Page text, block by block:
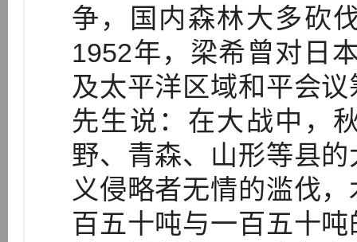
争，国内森林大多砍
1952年，梁希曾对日
及太平洋区域和平会
先生说：在大战中，
野、青森、山形等县
义侵略者无情的滥伐
百五十吨与一百五十